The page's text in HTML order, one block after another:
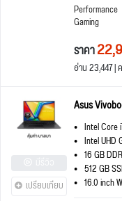
Performance
Gaming
ราคา
อ่าน 23,447 |
เปรียบเทียบ
Asus
Intel Core
Intel UHD
16 GB
512 GB
16.0 inch